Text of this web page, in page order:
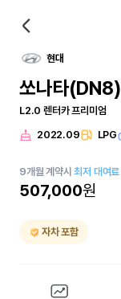
현대
쏘나타(DN8)
L2.0 렌터카 프리미엄
2022.09 LPG
9개월 계약시최저 대여료
507,000원
자차 포함